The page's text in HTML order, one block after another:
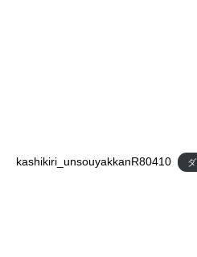
kashikiri_unsouyakkanR80410